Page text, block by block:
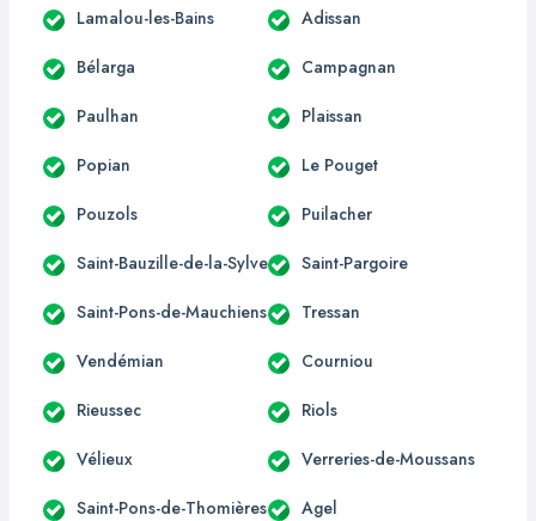
Lamalou-les-Bains Adissan
Bélarga Campagnan
Paulhan Plaissan
Popian Le Pouget
Pouzols Puilacher
Saint-Bauzille-de-la-Sylve Saint-Pargoire
Saint-Pons-de-Mauchiens Tressan
Vendémian Courniou
Rieussec Riols
Vélieux Verreries-de-Moussans
Saint-Pons-de-Thomières Agel